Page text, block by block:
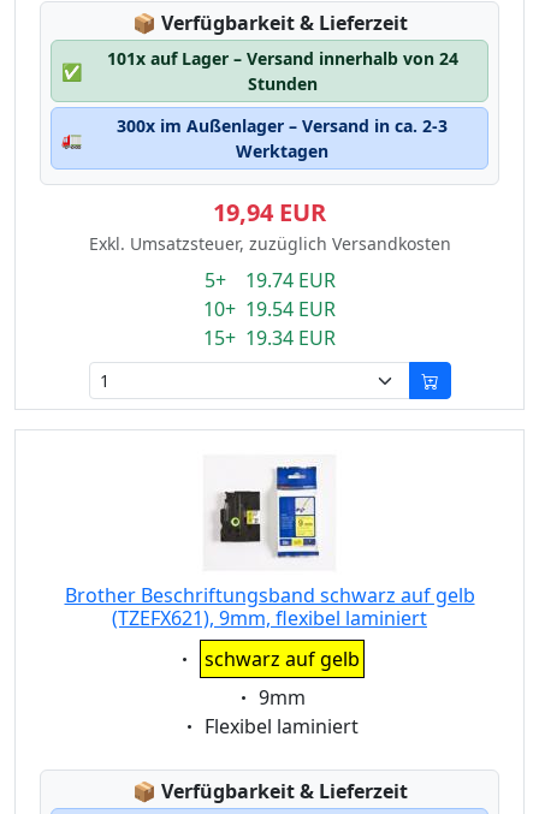
📦 Lagerstatus:
Verfügbarkeit & Lieferzeit
✅
101x auf Lager – Versand innerhalb von 24
Stunden
🚛
300x im Außenlager – Versand in ca. 2-3
Werktagen
19,94 EUR
Exkl. Umsatzsteuer, zuzüglich Versandkosten
5+ 19.74 EUR
10+ 19.54 EUR
15+ 19.34 EUR
Brother Beschriftungsband schwarz auf gelb
(TZEFX621), 9mm, flexibel laminiert
Eigenschaft:
schwarz auf gelb
Eigenschaft:
9mm
Eigenschaft:
Flexibel laminiert
📦 Lagerstatus:
Verfügbarkeit & Lieferzeit